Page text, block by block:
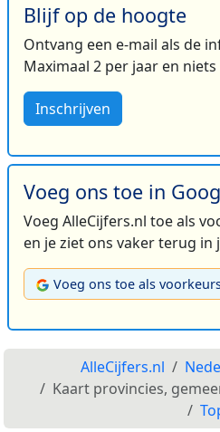
Blijf op de hoogte
Ontvang een e-mail als de
Maximaal 2 per jaar en
Inschrijven
Voeg ons toe in
Voeg AlleCijfers.nl toe als
en je ziet ons vaker terug in
Voeg ons toe als
AlleCijfers.nl
Kaart provincies,